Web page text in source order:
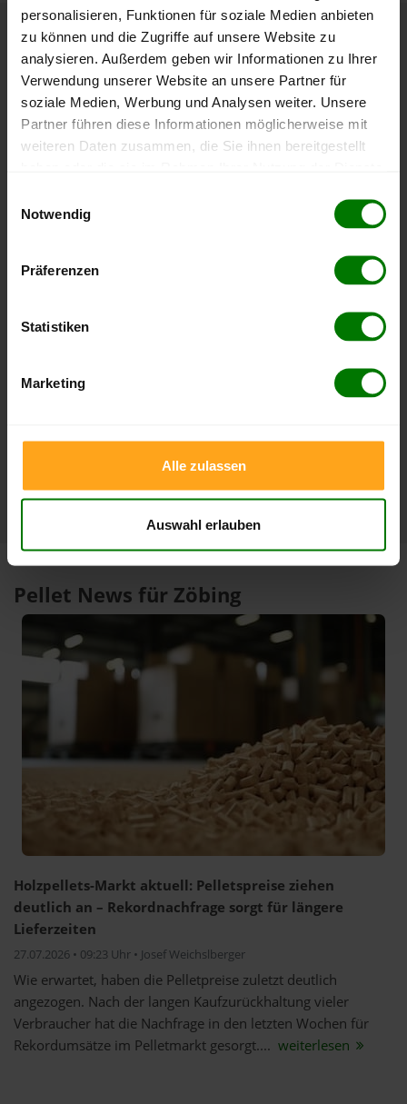
personalisieren, Funktionen für soziale Medien anbieten
zu können und die Zugriffe auf unsere Website zu
analysieren. Außerdem geben wir Informationen zu Ihrer
Verwendung unserer Website an unsere Partner für
soziale Medien, Werbung und Analysen weiter. Unsere
Partner führen diese Informationen möglicherweise mit
weiteren Daten zusammen, die Sie ihnen bereitgestellt
Notwendig
Präferenzen
Statistiken
Marketing
Alle zulassen
Auswahl erlauben
Höchst- und Tiefststände der
Pelletspreise in Zöbing
Die Tabelle zeigt dieHöchst- und Tiefststände der
Pelletspreise für lose Holzpellets. Das dazugehörige
Tiefststand
394,00 €
3 Monate 385,00 €
1 Jahr 420,00 € 301,00 €
Pellet News für Zöbing
Holzpellets-Markt aktuell: Pelletspreise ziehen
deutlich an – Rekordnachfrage sorgt für längere
Lieferzeiten
27.07.2026 • 09:23 Uhr • Josef Weichslberger
Wie erwartet, haben die Pelletpreise zuletzt deutlich
angezogen. Nach der langen Kaufzurückhaltung vieler
Verbraucher hat die Nachfrage in den letzten Wochen für
Rekordumsätze im Pelletmarkt gesorgt.... weiterlesen